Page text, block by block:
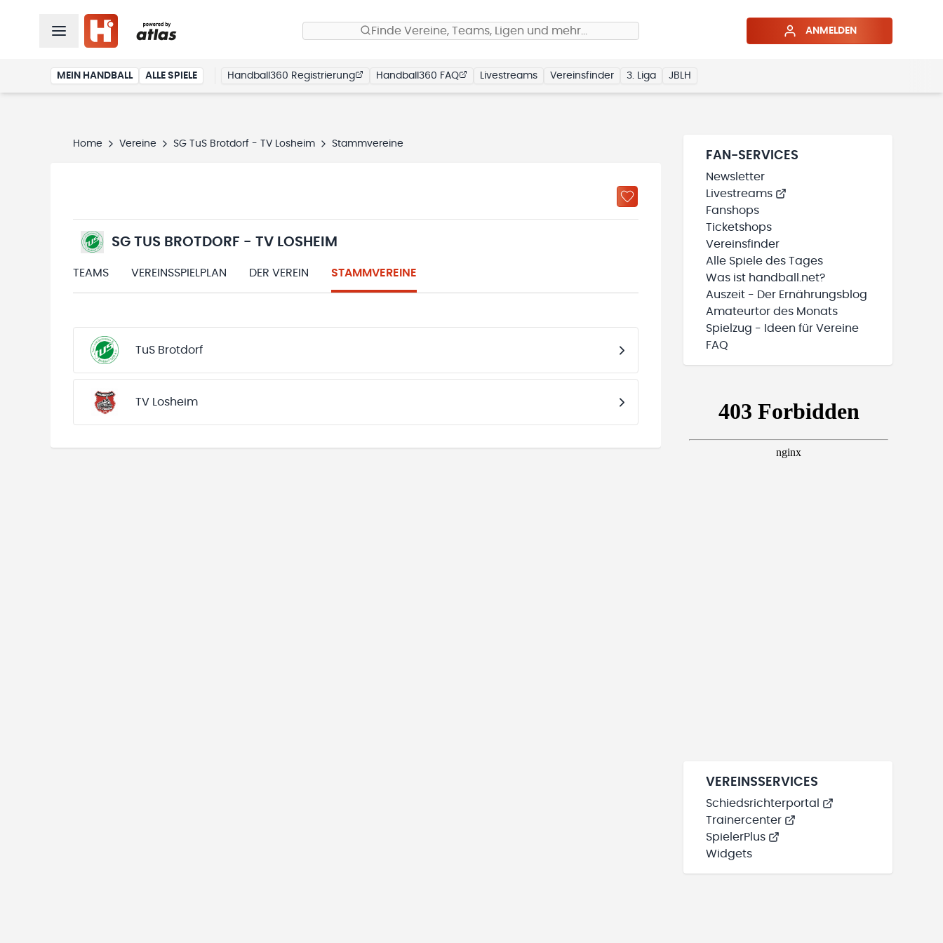
Finde Vereine, Teams, Ligen und mehr… ANMELDEN
MEIN HANDBALL ALLE SPIELE Handball360 Registrierung Handball360 FAQ Livestreams Vereinsfinder 3. Liga JBLH
Home Vereine SG TuS Brotdorf - TV Losheim Stammvereine
SG TUS BROTDORF - TV LOSHEIM
TEAMS VEREINSSPIELPLAN DER VEREIN STAMMVEREINE
TuS Brotdorf
TV Losheim
FAN-SERVICES
Newsletter
Livestreams
Fanshops
Ticketshops
Vereinsfinder
Alle Spiele des Tages
Was ist handball.net?
Auszeit - Der Ernährungsblog
Amateurtor des Monats
Spielzug - Ideen für Vereine
FAQ
VEREINSSERVICES
Schiedsrichterportal
Trainercenter
SpielerPlus
Widgets